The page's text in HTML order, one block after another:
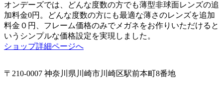
オンデーズでは、どんな度数の方でも薄型非球面レンズの追
加料金0円。どんな度数の方にも最適な薄さのレンズを追加
料金０円、フレーム価格のみでメガネをお作りいただけると
いうシンプルな価格設定を実現しました。
ショップ詳細ページへ
〒210-0007 神奈川県川崎市川崎区駅前本町8番地